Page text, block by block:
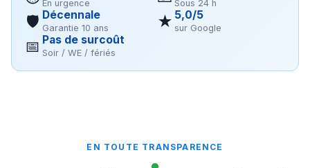
En urgence Sous 24 h
🛡 Décennale
Garantie 10 ans ★ 5,0/5
sur Google
📅 Pas de surcoût
Soir / WE / fériés
EN TOUTE TRANSPARENCE